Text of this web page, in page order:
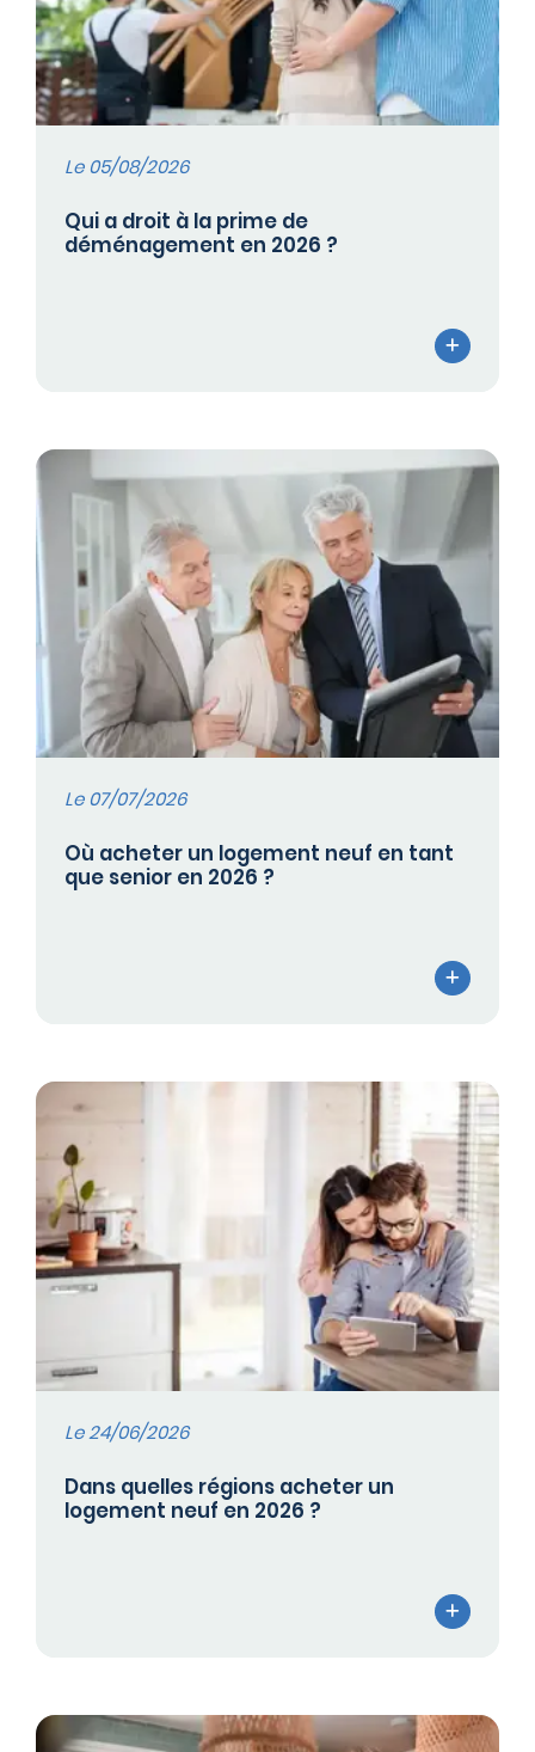
Le 05/08/2026
Qui a droit à la prime de
déménagement en 2026 ?
Le 07/07/2026
Où acheter un logement neuf en tant
que senior en 2026 ?
Le 24/06/2026
Dans quelles régions acheter un
logement neuf en 2026 ?